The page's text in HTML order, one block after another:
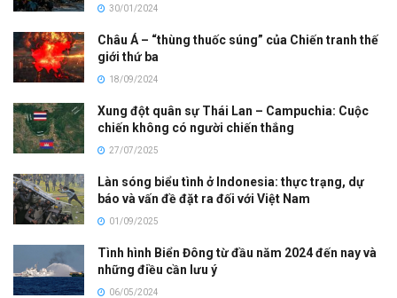
30/01/2024
Châu Á – “thùng thuốc súng” của Chiến tranh thế
giới thứ ba
18/09/2024
Xung đột quân sự Thái Lan – Campuchia: Cuộc
chiến không có người chiến thắng
27/07/2025
Làn sóng biểu tình ở Indonesia: thực trạng, dự
báo và vấn đề đặt ra đối với Việt Nam
01/09/2025
Tình hình Biển Đông từ đầu năm 2024 đến nay và
những điều cần lưu ý
06/05/2024